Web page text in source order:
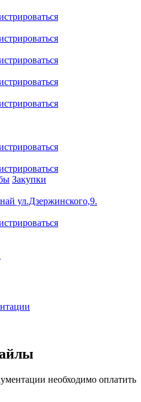
Закупки
ул.Дзержинского,9.
необходимо оплатить